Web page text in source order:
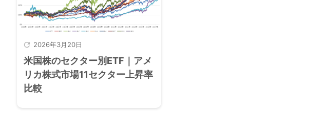
 2026年3月20日
米国株のセクター別ETF｜アメ
リカ株式市場11セクター上昇率
比較